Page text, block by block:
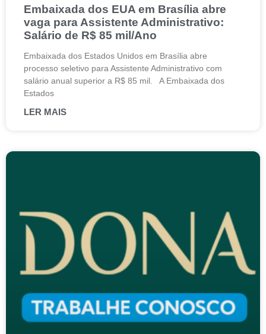
Embaixada dos EUA em Brasília abre
vaga para Assistente Administrativo:
Salário de R$ 85 mil/Ano
Embaixada dos Estados Unidos em Brasília abre
processo seletivo para Assistente Administrativo com
salário anual superior a R$ 85 mil. A Embaixada dos
Estados
LER MAIS